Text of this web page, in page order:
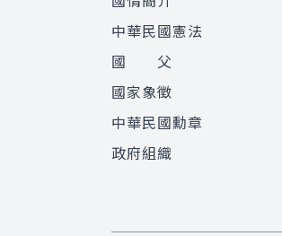
中華民國憲法
國 父
國家象徵
中華民國勳章
政府組織